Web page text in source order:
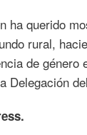
ha querido
rural,
de género
Delegación